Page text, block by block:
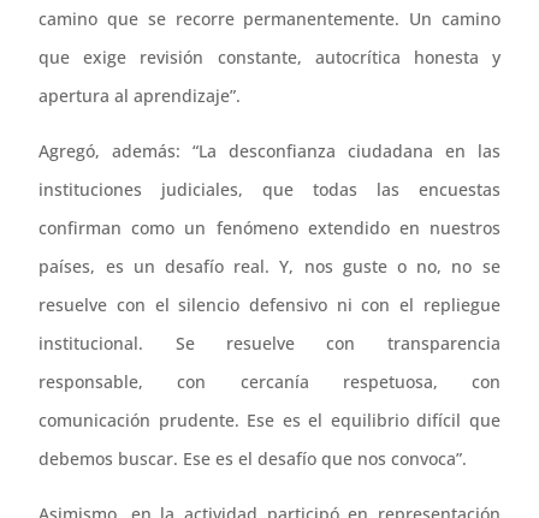
camino que se recorre permanentemente. Un camino
que exige revisión constante, autocrítica honesta y
apertura al aprendizaje”.
Agregó, además: “La desconfianza ciudadana en las
instituciones judiciales, que todas las encuestas
confirman como un fenómeno extendido en nuestros
países, es un desafío real. Y, nos guste o no, no se
resuelve con el silencio defensivo ni con el repliegue
institucional. Se resuelve con transparencia
responsable, con cercanía respetuosa, con
comunicación prudente. Ese es el equilibrio difícil que
debemos buscar. Ese es el desafío que nos convoca”.